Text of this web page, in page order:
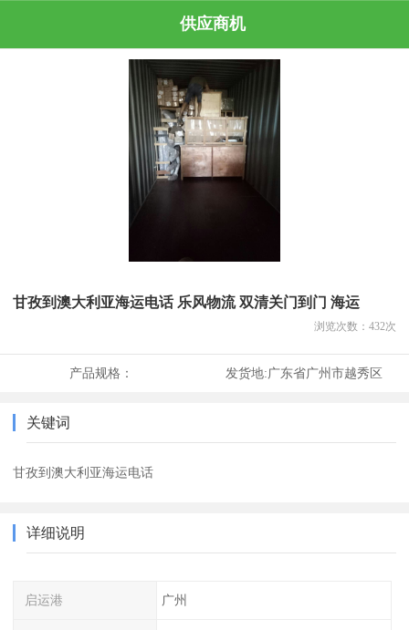
供应商机
甘孜到澳大利亚海运电话 乐风物流 双清关门到门 海运
浏览次数： 432次
产品规格： 发货地:广东省广州市越秀区
关键词
甘孜到澳大利亚海运电话
详细说明
启运港 广州